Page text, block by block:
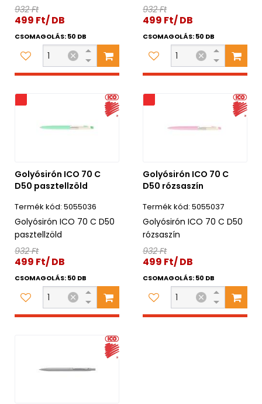
932 Ft
499 Ft/ DB
CSOMAGOLÁS: 50 DB
932 Ft
499 Ft/ DB
CSOMAGOLÁS: 50 DB
Golyósirón ICO 70 C
D50 pasztellzöld
5055036
Golyósirón ICO 70 C D50
pasztellzöld
932 Ft
499 Ft/ DB
CSOMAGOLÁS: 50 DB
Akciós
Golyósirón ICO 70 C
D50 rózsaszín
5055037
Golyósirón ICO 70 C D50
rózsaszín
932 Ft
499 Ft/ DB
CSOMAGOLÁS: 50 DB